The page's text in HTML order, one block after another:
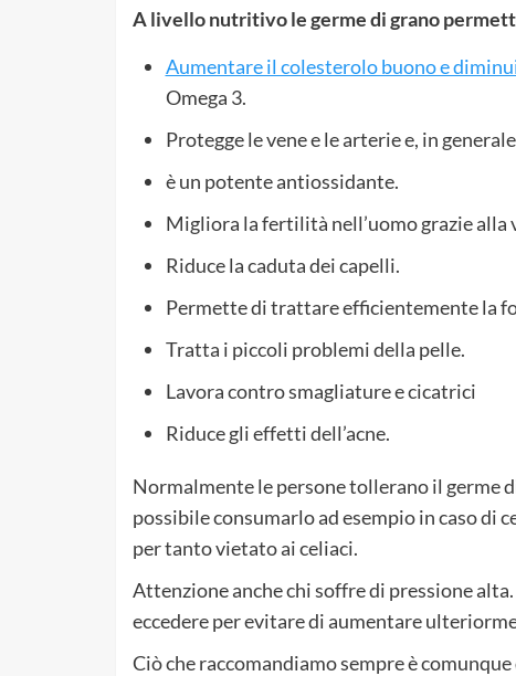
A livello nutritivo le germe di grano
Aumentare il colesterolo buono e
Omega 3.
Protegge le vene e le arterie e, in
è un potente antiossidante.
Migliora la fertilità nell’uomo grazie alla
Riduce la caduta dei capelli.
Permette di trattare efficientemente la
Tratta i piccoli problemi della pelle.
Lavora contro smagliature e cicatrici
Riduce gli effetti dell’acne.
Normalmente le persone tollerano il germe
possibile consumarlo ad esempio in caso di
per tanto vietato ai celiaci.
Attenzione anche chi soffre di pressione
eccedere per evitare di aumentare
Ciò che raccomandiamo sempre è